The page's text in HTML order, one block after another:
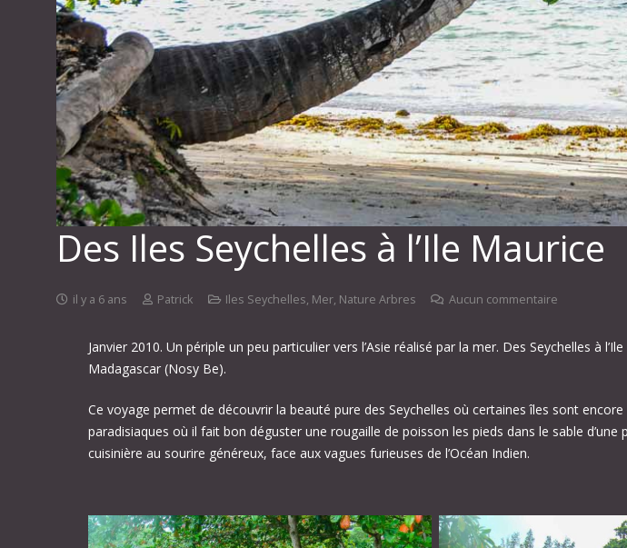
Des Iles Seychelles à l’Ile Maurice
il y a 6 ans Patrick Iles Seychelles, Mer, Nature Arbres Aucun commentaire
Janvier 2010. Un périple un peu particulier vers l’Asie réalisé par la mer. Des Seychelles à
Madagascar (Nosy Be).
Ce voyage permet de découvrir la beauté pure des Seychelles où certaines îles sont
paradisiaques où il fait bon déguster une rougaille de poisson les pieds dans le sable
cuisinière au sourire généreux, face aux vagues furieuses de l’Océan Indien.